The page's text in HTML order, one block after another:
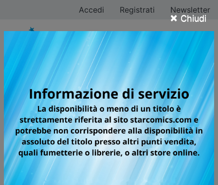
× Chiudi
Accedi Registrati Newsletter
Akira Toriyama
Tutti i fumetti
Pagina 5 di 8